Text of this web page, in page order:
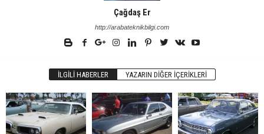
Çağdaş Er
http://arabateknikbilgi.com
İLGILI HABERLER YAZARIN DIĞER İÇERIKLERI